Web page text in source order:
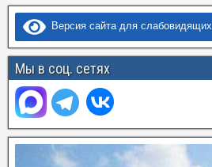
Версия сайта для слабовидящих
Мы в соц. сетях